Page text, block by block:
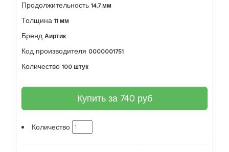
Продолжительность 14.7 мм
Толщина 11 мм
Бренд Аиртик
Код производителя 0000001751
Количество 100 штук
Купить за 740 руб
Количество